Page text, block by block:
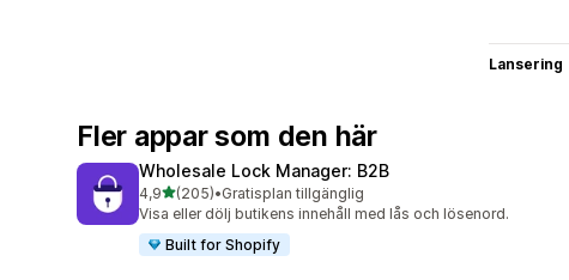
Lansering
Fler appar som den här
Wholesale Lock Manager: B2B
4,9av 5 stjärnor
(205)
205 recensioner totalt
•Gratisplan tillgänglig
Visa eller dölj butikens innehåll med lås och lösenord.
Built for Shopify